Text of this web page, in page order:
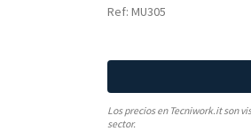
Ref: MU305
Los precios en Tecniwork.it son
sector.